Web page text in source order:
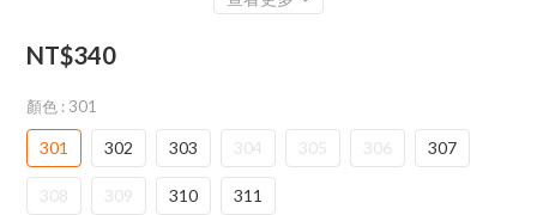
NT$340
顏色 : 301
301 302 303 304 305 306 307
308 309 310 311